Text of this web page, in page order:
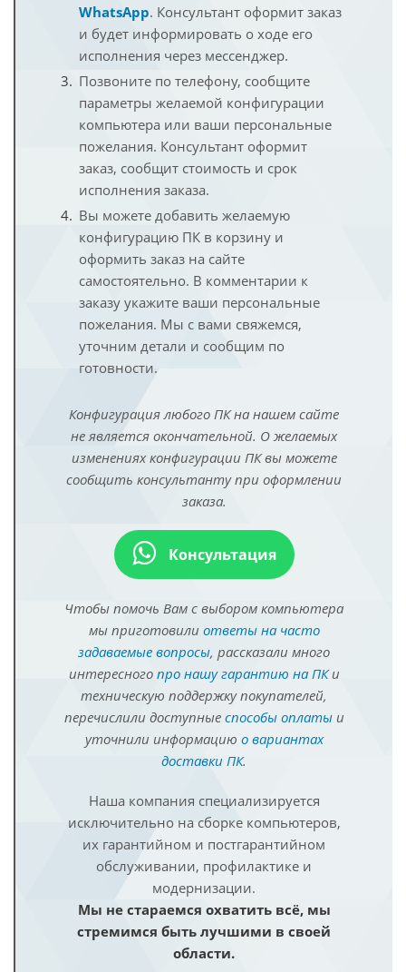
WhatsApp. Консультант оформит заказ
и будет информировать о ходе его
исполнения через мессенджер.
Позвоните по телефону, сообщите
параметры желаемой конфигурации
компьютера или ваши персональные
пожелания. Консультант оформит
заказ, сообщит стоимость и срок
исполнения заказа.
Вы можете добавить желаемую
конфигурацию ПК в корзину и
оформить заказ на сайте
самостоятельно. В комментарии к
заказу укажите ваши персональные
пожелания. Мы с вами свяжемся,
уточним детали и сообщим по
готовности.
Конфигурация любого ПК на нашем сайте
не является окончательной. О желаемых
изменениях конфигурации ПК вы можете
сообщить консультанту при оформлении
заказа.
Консультация
Чтобы помочь Вам с выбором компьютера
мы приготовили ответы на часто
задаваемые вопросы, рассказали много
интересного про нашу гарантию на ПКи
техническую поддержку покупателей,
перечислили доступные способы оплатыи
уточнили информацию о вариантах
доставки ПК.
Наша компания специализируется
исключительно на сборке компьютеров,
их гарантийном и постгарантийном
обслуживании, профилактике и
модернизации.
Мы не стараемся охватить всё, мы
стремимся быть лучшими в своей
области.